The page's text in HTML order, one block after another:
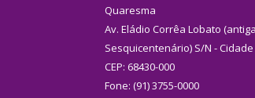
Quaresma
Av. Eládio Corrêa Lobato
Sesquicentenário) S/N -
CEP: 68430-000
Fone: (91) 3755-0000